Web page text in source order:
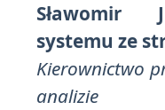
Sławomir
systemu ze
Kierownictwo